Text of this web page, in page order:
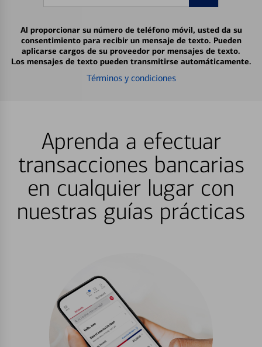
Al proporcionar su número de teléfono móvil, usted da su
consentimiento para recibir un mensaje de texto. Pueden
aplicarse cargos de su proveedor por mensajes de texto.
Los mensajes de texto pueden transmitirse automáticamente.
Términos y condiciones
Aprenda a efectuar
transacciones bancarias
en cualquier lugar con
nuestras guías prácticas